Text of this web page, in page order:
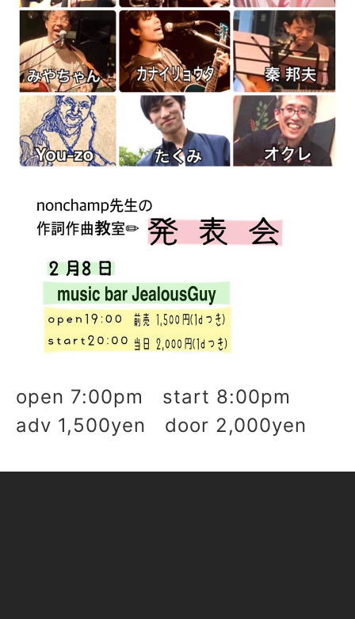
open 7:00pm start 8:00pm
adv 1,500yen door 2,000yen